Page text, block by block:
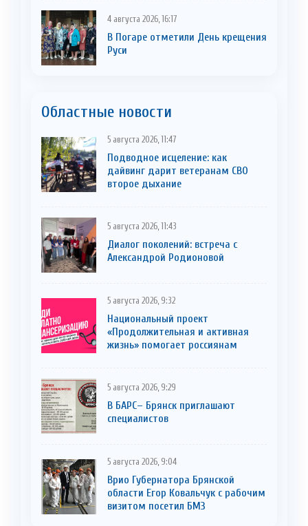
4 августа 2026, 16:17
В Погаре отметили День крещения
Руси
Областные новости
5 августа 2026, 11:47
Подводное исцеление: как
дайвинг дарит ветеранам СВО
второе дыхание
5 августа 2026, 11:43
Диалог поколений: встреча с
Александрой Родионовой
5 августа 2026, 9:32
Национальный проект
«Продолжительная и активная
жизнь» помогает россиянам
5 августа 2026, 9:29
В БАРС– Брянcк приглaшают
cпециaлистoв
5 августа 2026, 9:04
Врио Губернатора Брянской
области Егор Ковальчук с рабочим
визитом посетил БМЗ